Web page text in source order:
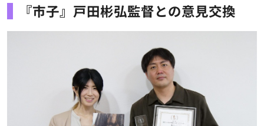
『市子』戸田彬弘監督との意見交換